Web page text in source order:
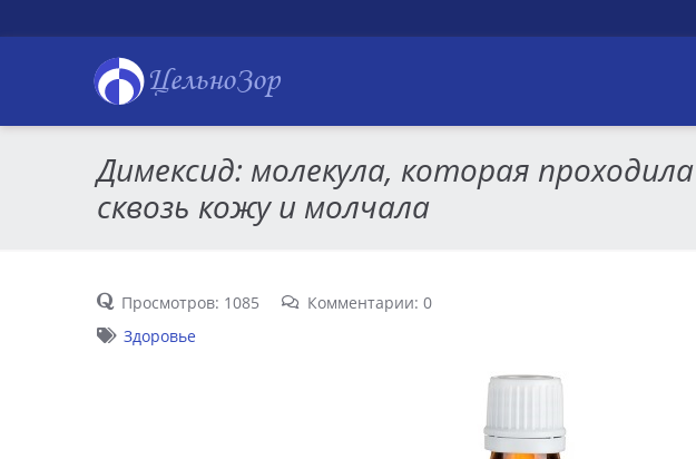
ЦельноЗор
Димексид: молекула, которая проходила
сквозь кожу и молчала
Просмотров: 1085 Комментарии: 0
Здоровье